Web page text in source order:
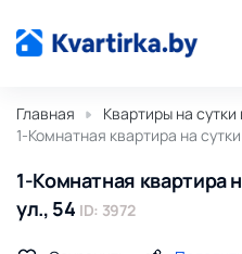
Главная
Квартиры на
1-Комнатная квартира на
1-Комнатная квартира
ул., 54 ID: 3972